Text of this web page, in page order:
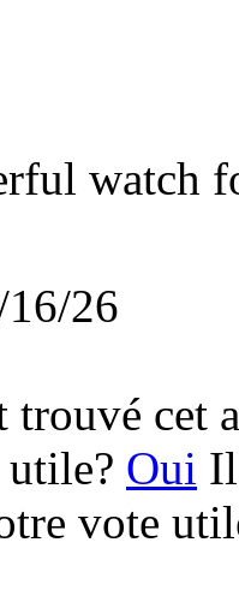
watch
26
trouvé cet
Oui
vote